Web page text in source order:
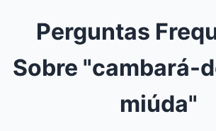
Perguntas
Sobre "cambará-
miúda"